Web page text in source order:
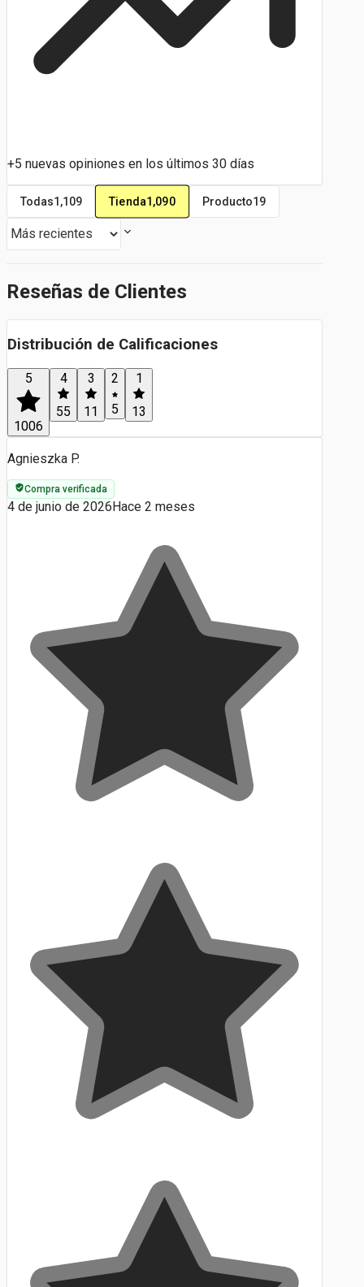
+5 nuevas opiniones en los últimos 30 días
Todas1,109 Tienda1,090 Producto19
Reseñas de Clientes
Distribución de Calificaciones
5
1006
4
55
3
11
2
5
1
13
Agnieszka P.
Compra verificada
4 de junio de 2026 Hace 2 meses